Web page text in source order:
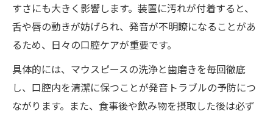
すさにも大きく影響します。装置に汚れが付着すると、
舌や唇の動きが妨げられ、発音が不明瞭になることがあ
るため、日々の口腔ケアが重要です。
具体的には、マウスピースの洗浄と歯磨きを毎回徹底
し、口腔内を清潔に保つことが発音トラブルの予防につ
ながります。また、食事後や飲み物を摂取した後は必ず